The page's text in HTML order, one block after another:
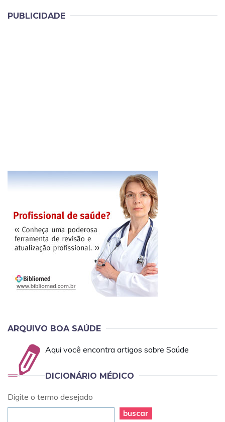
PUBLICIDADE
ARQUIVO BOA SAÚDE
Aqui você encontra artigos sobre Saúde
DICIONÁRIO MÉDICO
Digite o termo desejado
buscar